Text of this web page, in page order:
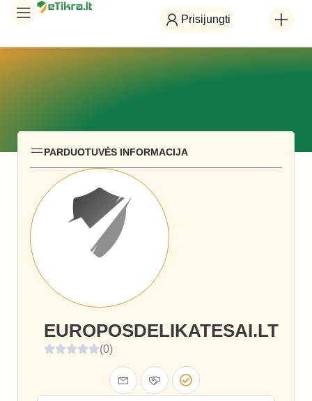
Prisijungti
PARDUOTUVĖS INFORMACIJA
EUROPOSDELIKATESAI.LT
(0)